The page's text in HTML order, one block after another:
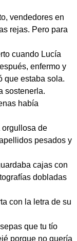
vendedores en
rejas. Pero para
cuando Lucía
enfermo y
que estaba sola.
sostenerla.
había
orgullosa de
pesados y
cajas con
dobladas
con la letra de su
que tu tío
porque no quería